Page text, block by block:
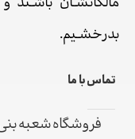
بدرخشـیم.
تماس با ما
فروشگاه شعبه